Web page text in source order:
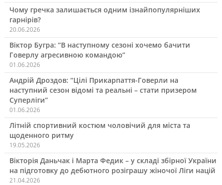
Чому гречка залишається одним ізнайпопулярніших
гарнірів?
20.06.2026
Віктор Бугра: “В наступному сезоні хочемо бачити
Говерлу агресивною командою”
01.06.2026
Андрій Дроздов: “Цілі Прикарпаття-Говерли на
наступний сезон відомі та реальні – стати призером
Суперліги”
01.06.2026
Літній спортивний костюм чоловічий для міста та
щоденного ритму
19.05.2026
Вікторія Даньчак і Марта Федик – у складі збірної України
на підготовку до дебютного розіграшу жіночої Ліги націй
21.04.2026